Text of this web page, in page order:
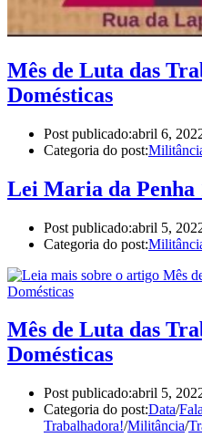
Mês de Luta das
Domésticas
Post publicado:abril 6,
Categoria do post:
Lei Maria da Penha
Post publicado:abril 5,
Categoria do post:
Mês de Luta das
Domésticas
Post publicado:abril 5,
Categoria do post:Data/
Trabalhadora!/Militância/